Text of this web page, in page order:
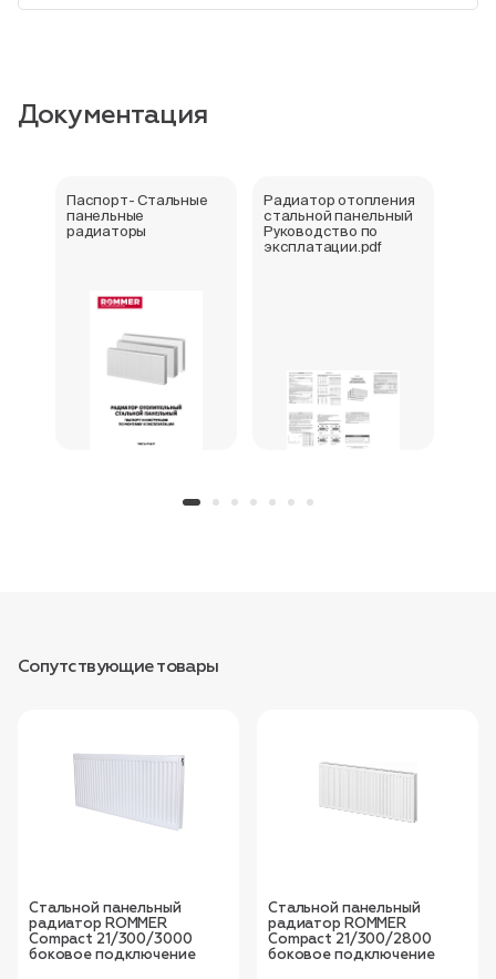
Документация
Паспорт- Стальные
панельные
радиаторы
Радиатор отопления
стальной панельный
Руководство по
эксплатации.pdf
Сопутствующие товары
Стальной панельный
радиатор ROMMER
Compact 21/300/3000
боковое подключение
Стальной панельный
радиатор ROMMER
Compact 21/300/2800
боковое подключение